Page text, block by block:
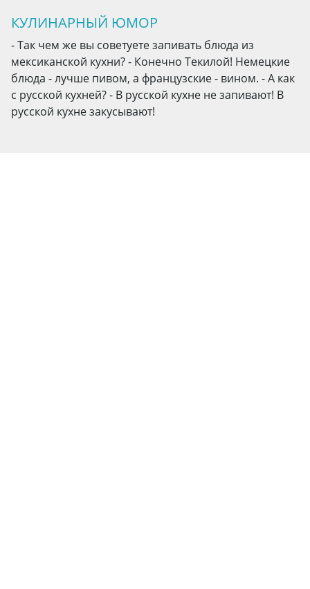
КУЛИНАРНЫЙ ЮМОР
- Так чем же вы советуете запивать блюда из
мексиканской кухни? - Конечно Текилой! Немецкие
блюда - лучше пивом, а французские - вином. - А как
с русской кухней? - В русской кухне не запивают! В
русской кухне закусывают!